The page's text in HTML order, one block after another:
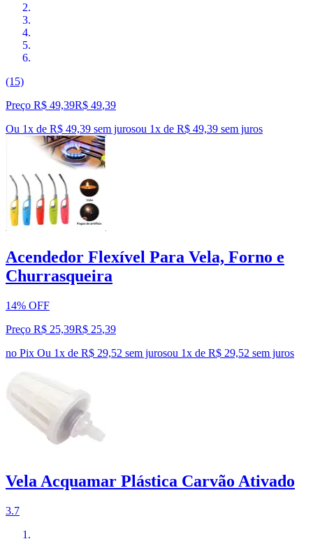
(15)
Preço R$ 49,39R$ 49,39
Ou 1x de R$ 49,39 sem jurosou 1x de R$ 49,39 sem juros
Acendedor Flexível Para Vela, Forno e
Churrasqueira
14% OFF
Preço R$ 25,39R$ 25,39
no Pix Ou 1x de R$ 29,52 sem jurosou 1x de R$ 29,52 sem juros
Vela Acquamar Plástica Carvão Ativado
3.7